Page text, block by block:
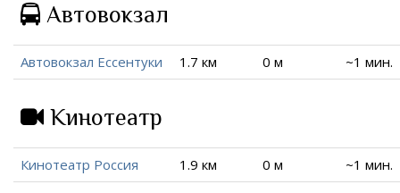
Автовокзал
Автовокзал Ессентуки 1.7 км 0 м ~1 мин.
Кинотеатр
Кинотеатр Россия 1.9 км 0 м
~1 мин.